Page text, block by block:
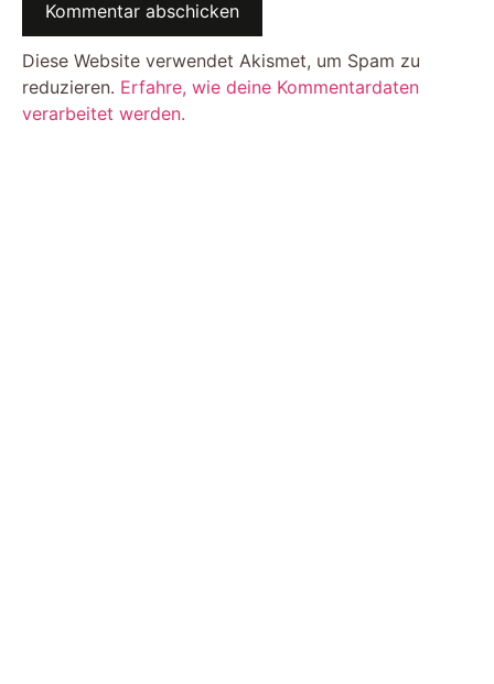
Diese Website verwendet Akismet, um Spam zu
reduzieren. Erfahre, wie deine Kommentardaten
verarbeitet werden.